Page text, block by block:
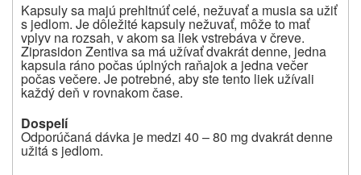
Kapsuly sa majú prehltnúť celé, nežuvať a musia sa užiť
s jedlom. Je dôležité kapsuly nežuvať, môže to mať
vplyv na rozsah, v akom sa liek vstrebáva v čreve.
Ziprasidon Zentiva sa má užívať dvakrát denne, jedna
kapsula ráno počas úplných raňajok a jedna večer
počas večere. Je potrebné, aby ste tento liek užívali
každý deň v rovnakom čase.
Dospelí
Odporúčaná dávka je medzi 40 – 80 mg dvakrát denne
užitá s jedlom.